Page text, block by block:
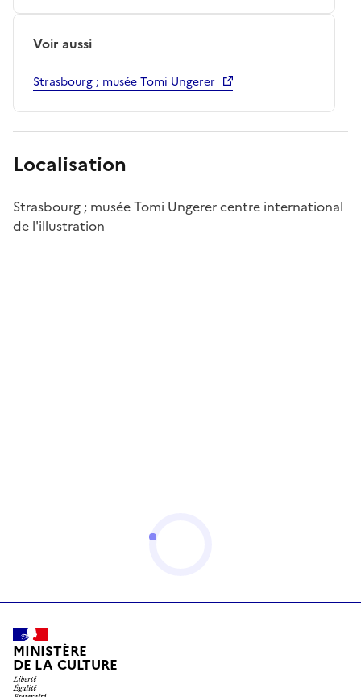
Voir aussi
Strasbourg ; musée Tomi Ungerer
Localisation
Strasbourg ; musée Tomi Ungerer centre international
de l'illustration
MINISTÈRE
DE LA CULTURE